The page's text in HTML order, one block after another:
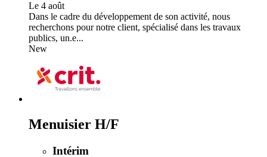
Le 4 août
Dans le cadre du développement de son activité, nous
recherchons pour notre client, spécialisé dans les travaux
publics, un.e...
New
Menuisier H/F
Intérim